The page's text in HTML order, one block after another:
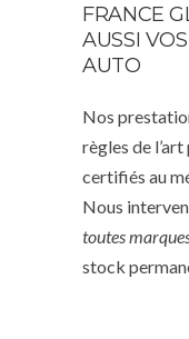
FRANCE
AUSSI
AUTO
Nos
règles de
certifiés au
Nous
toutes
stock